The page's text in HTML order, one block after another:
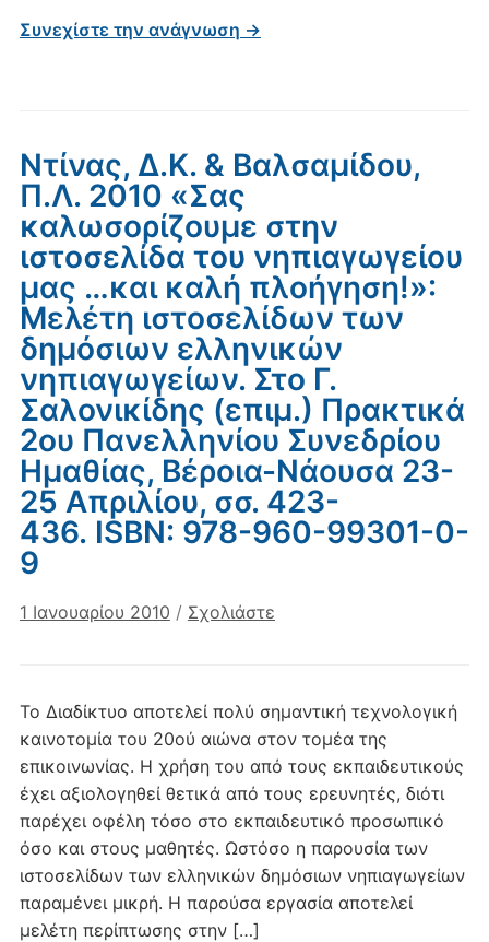
Συνεχίστε την ανάγνωση →
Ντίνας, Δ.Κ. & Βαλσαμίδου,
Π.Λ. 2010 «Σας
καλωσορίζουμε στην
ιστοσελίδα του νηπιαγωγείου
μας …και καλή πλοήγηση!»:
Μελέτη ιστοσελίδων των
δημόσιων ελληνικών
νηπιαγωγείων. Στο Γ.
Σαλονικίδης (επιμ.) Πρακτικά
2ου Πανελληνίου Συνεδρίου
Ημαθίας, Βέροια-Νάουσα 23-
25 Απριλίου, σσ. 423-
436. ISBN: 978-960-99301-0-
9
1 Ιανουαρίου 2010 / Σχολιάστε
Το Διαδίκτυο αποτελεί πολύ σημαντική τεχνολογική
καινοτομία του 20ού αιώνα στον τομέα της
επικοινωνίας. Η χρήση του από τους εκπαιδευτικούς
έχει αξιολογηθεί θετικά από τους ερευνητές, διότι
παρέχει οφέλη τόσο στο εκπαιδευτικό προσωπικό
όσο και στους μαθητές. Ωστόσο η παρουσία των
ιστοσελίδων των ελληνικών δημόσιων νηπιαγωγείων
παραμένει μικρή. Η παρούσα εργασία αποτελεί
μελέτη περίπτωσης στην […]